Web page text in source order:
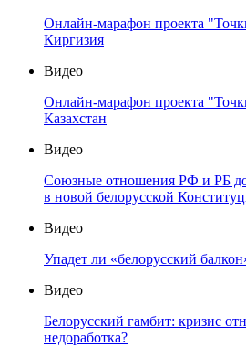
Онлайн-марафон проекта
Киргизия
Видео
Онлайн-марафон проекта
Казахстан
Видео
Союзные отношения РФ и РБ
в новой белорусской
Видео
Упадет ли «белорусский
Видео
Белорусский гамбит: кризис
недоработка?